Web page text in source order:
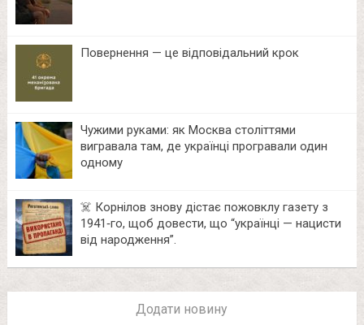
Повернення — це відповідальний крок
Чужими руками: як Москва століттями
вигравала там, де українці програвали один
одному
☠️ Корнілов знову дістає пожовклу газету з
1941‑го, щоб довести, що “українці — нацисти
від народження”.
Додати новину